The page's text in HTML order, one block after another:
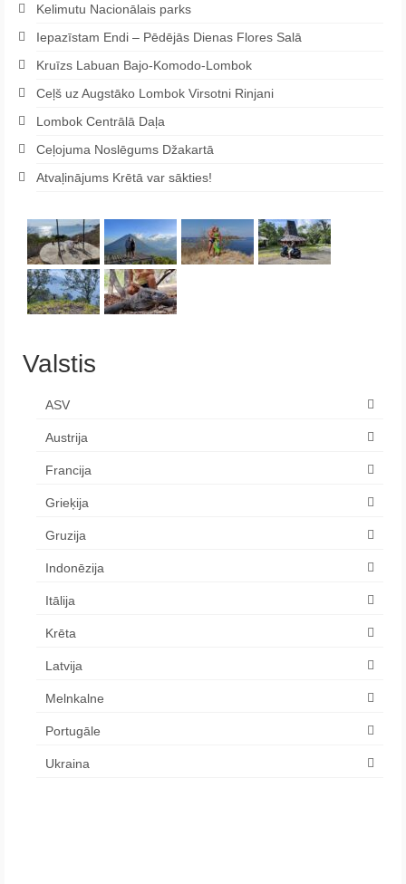
Kelimutu Nacionālais parks
Iepazīstam Endi – Pēdējās Dienas Flores Salā
Kruīzs Labuan Bajo-Komodo-Lombok
Ceļš uz Augstāko Lombok Virsotni Rinjani
Lombok Centrālā Daļa
Ceļojuma Noslēgums Džakartā
Atvaļinājums Krētā var sākties!
Valstis
ASV
Austrija
Francija
Grieķija
Gruzija
Indonēzija
Itālija
Krēta
Latvija
Melnkalne
Portugāle
Ukraina